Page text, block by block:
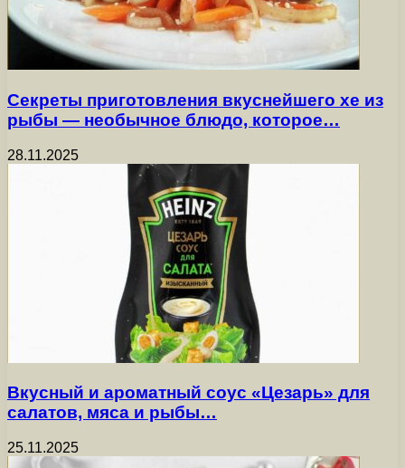
Секреты приготовления вкуснейшего хе из
рыбы — необычное блюдо, которое…
28.11.2025
Вкусный и ароматный соус «Цезарь» для
салатов, мяса и рыбы…
25.11.2025